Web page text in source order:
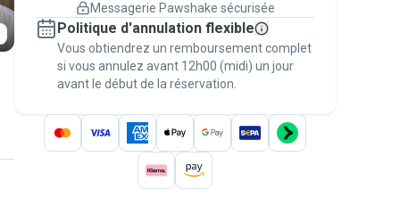
Réservations couvertes par
nos garanties
Gardez tout sur Pawshake (du premier
message au paiement) pour bénéficier de la
Garantie Pawshake.
Messagerie Pawshake sécurisée
Politique d'annulation flexible
Vous obtiendrez un remboursement complet
si vous annulez avant 12h00 (midi) un jour
avant le début de la réservation.